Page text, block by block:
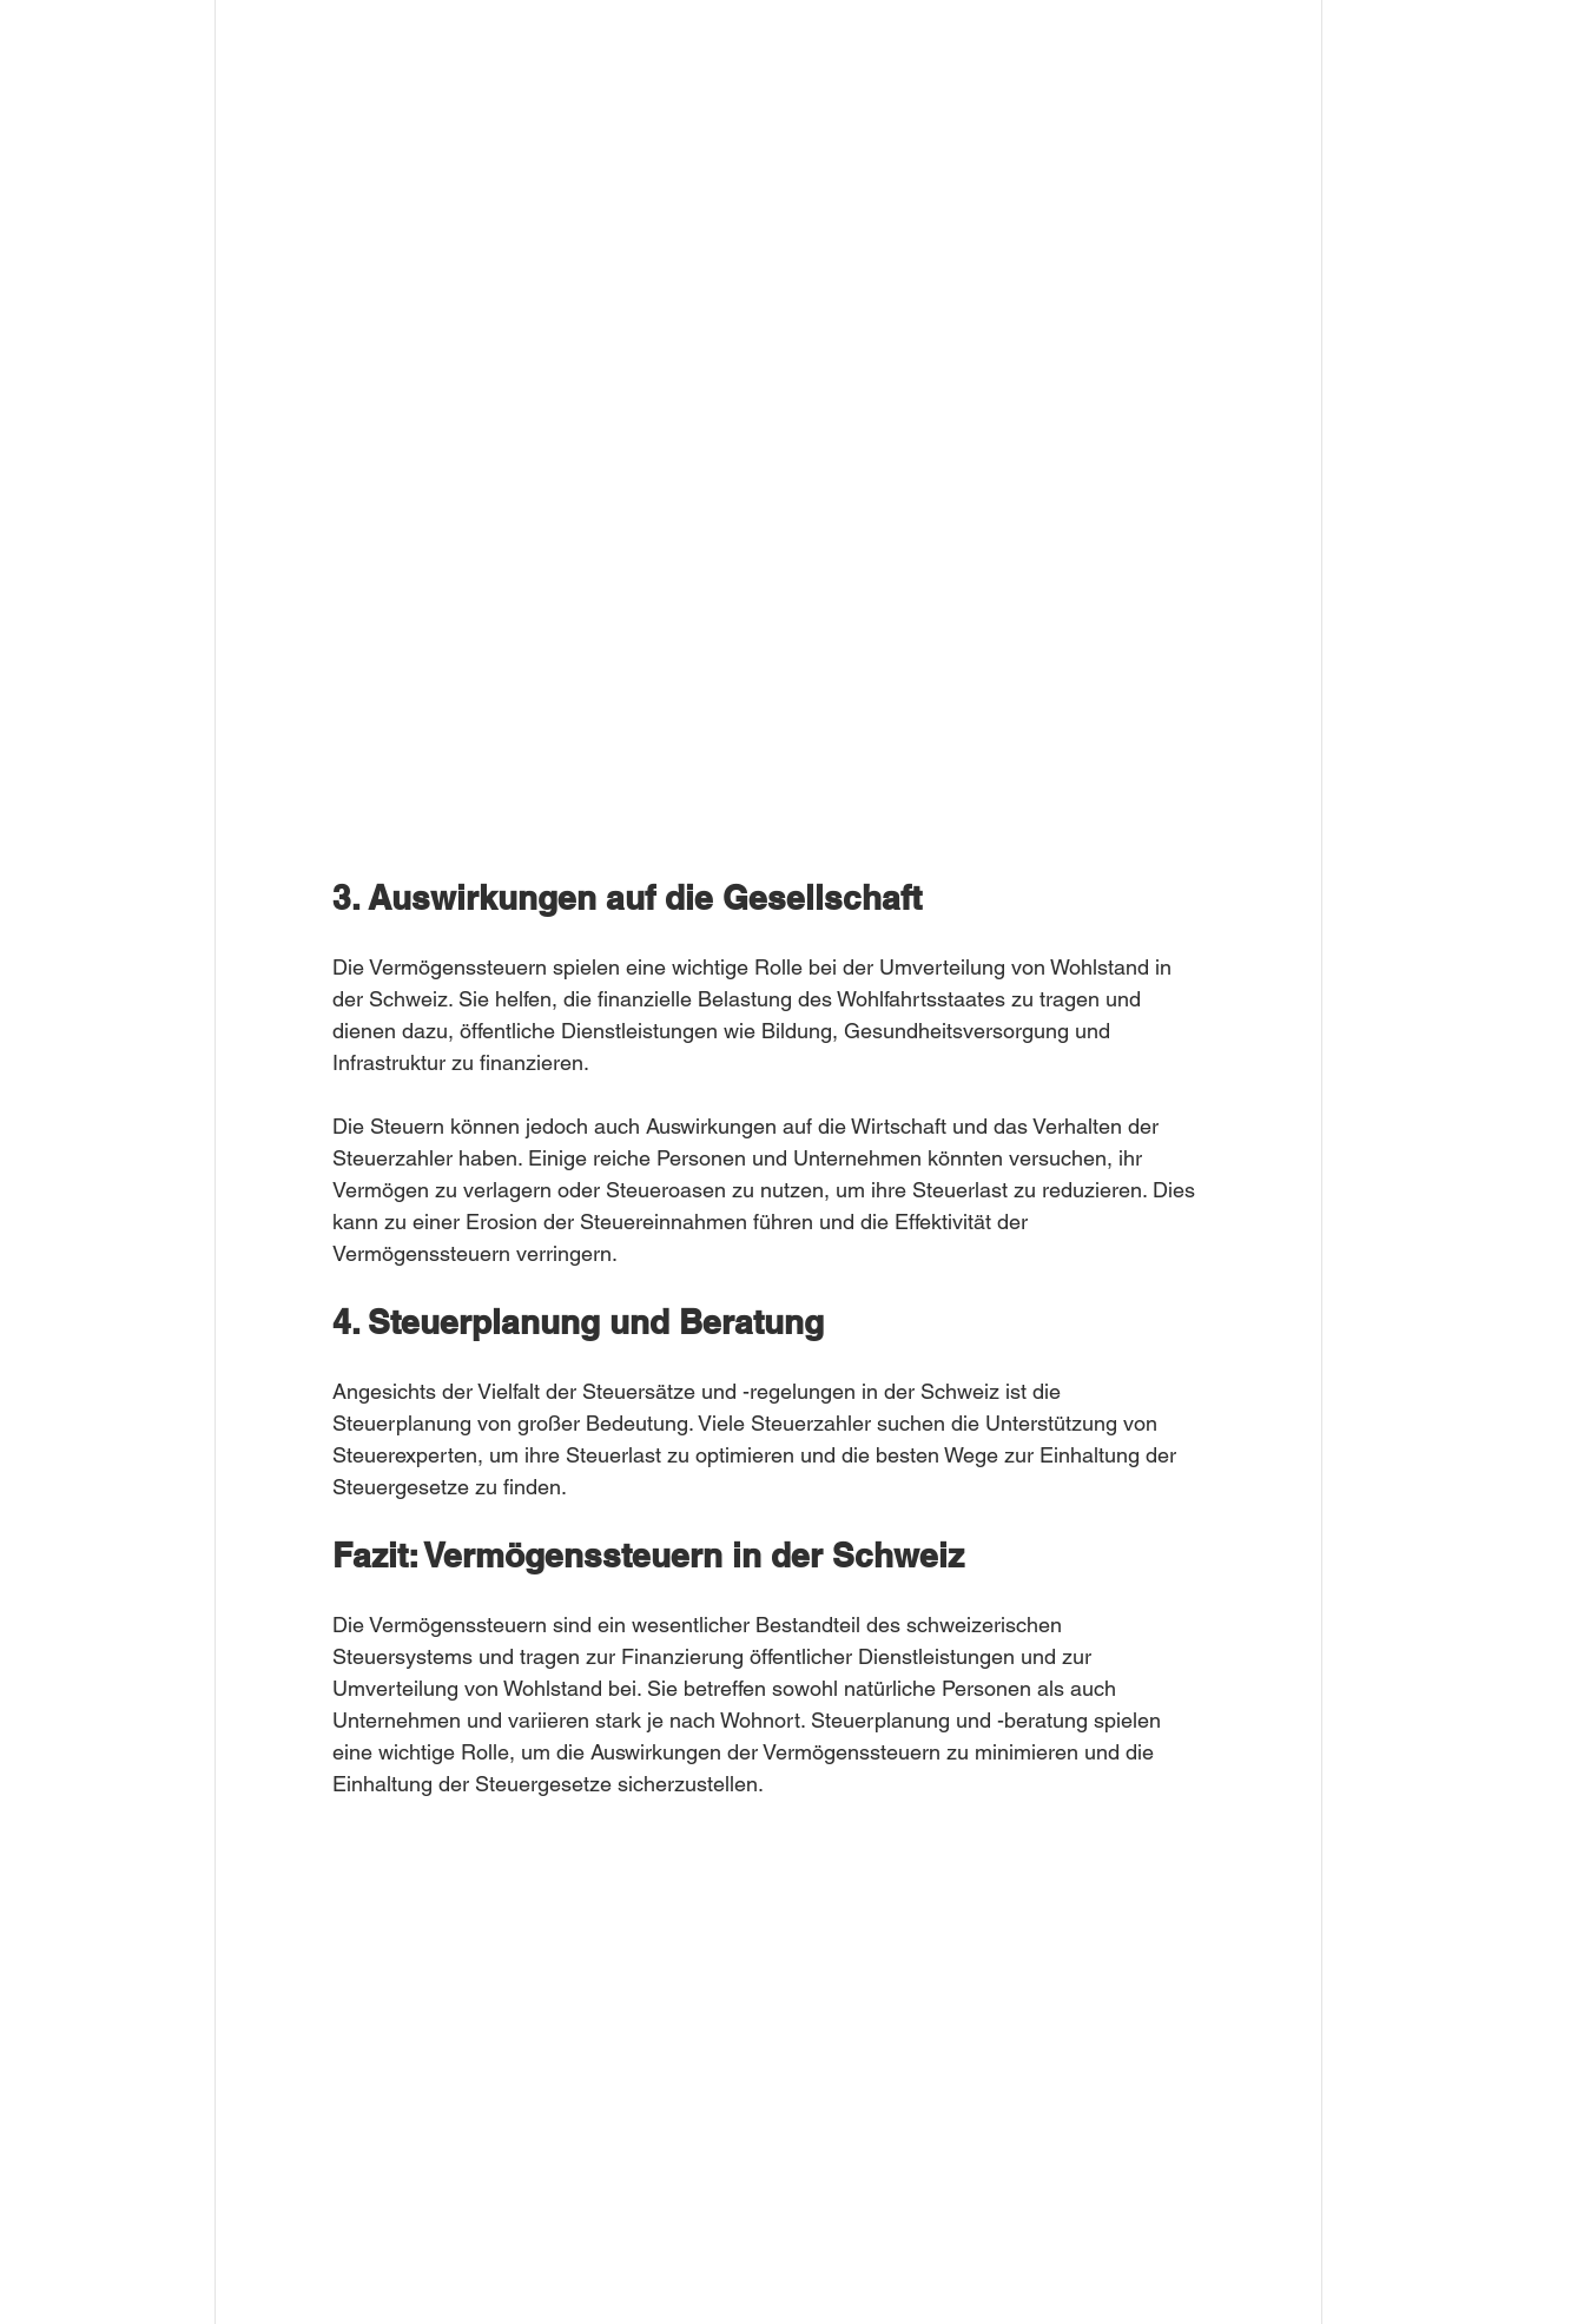
3. Auswirkungen auf die Gesellschaft
Die Vermögenssteuern spielen eine wichtige Rolle bei der Umverteilung von Wohlstand in
der Schweiz. Sie helfen, die finanzielle Belastung des Wohlfahrtsstaates zu tragen und
dienen dazu, öffentliche Dienstleistungen wie Bildung, Gesundheitsversorgung und
Infrastruktur zu finanzieren.
Die Steuern können jedoch auch Auswirkungen auf die Wirtschaft und das Verhalten der
Steuerzahler haben. Einige reiche Personen und Unternehmen könnten versuchen, ihr
Vermögen zu verlagern oder Steueroasen zu nutzen, um ihre Steuerlast zu reduzieren. Dies
kann zu einer Erosion der Steuereinnahmen führen und die Effektivität der
Vermögenssteuern verringern.
4. Steuerplanung und Beratung
Angesichts der Vielfalt der Steuersätze und -regelungen in der Schweiz ist die
Steuerplanung von großer Bedeutung. Viele Steuerzahler suchen die Unterstützung von
Steuerexperten, um ihre Steuerlast zu optimieren und die besten Wege zur Einhaltung der
Steuergesetze zu finden.
Fazit: Vermögenssteuern in der Schweiz
Die Vermögenssteuern sind ein wesentlicher Bestandteil des schweizerischen
Steuersystems und tragen zur Finanzierung öffentlicher Dienstleistungen und zur
Umverteilung von Wohlstand bei. Sie betreffen sowohl natürliche Personen als auch
Unternehmen und variieren stark je nach Wohnort. Steuerplanung und -beratung spielen
eine wichtige Rolle, um die Auswirkungen der Vermögenssteuern zu minimieren und die
Einhaltung der Steuergesetze sicherzustellen.